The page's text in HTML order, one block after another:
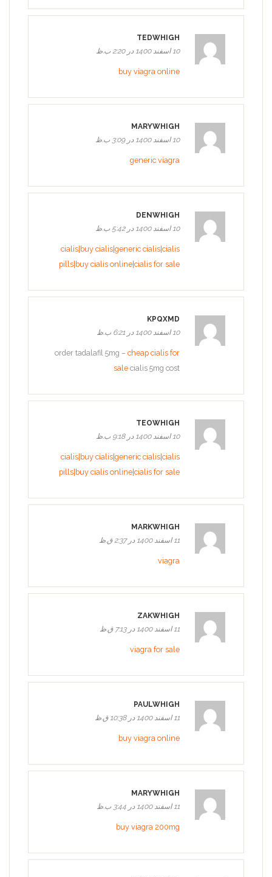
TEDWHIGH
10 اسفند 1400 در 2:20 ب.ظ
buy viagra online
MARYWHIGH
10 اسفند 1400 در 3:09 ب.ظ
generic viagra
DENWHIGH
10 اسفند 1400 در 5:42 ب.ظ
cialis|buy cialis|generic cialis|cialis
pills|buy cialis online|cialis for sale
KPQXMD
10 اسفند 1400 در 6:21 ب.ظ
order tadalafil 5mg – cheap cialis for
sale cialis 5mg cost
TEOWHIGH
10 اسفند 1400 در 9:18 ب.ظ
cialis|buy cialis|generic cialis|cialis
pills|buy cialis online|cialis for sale
MARKWHIGH
11 اسفند 1400 در 2:37 ق.ظ
viagra
ZAKWHIGH
11 اسفند 1400 در 7:13 ق.ظ
viagra for sale
PAULWHIGH
11 اسفند 1400 در 10:38 ق.ظ
buy viagra online
MARYWHIGH
11 اسفند 1400 در 3:44 ب.ظ
buy viagra 200mg